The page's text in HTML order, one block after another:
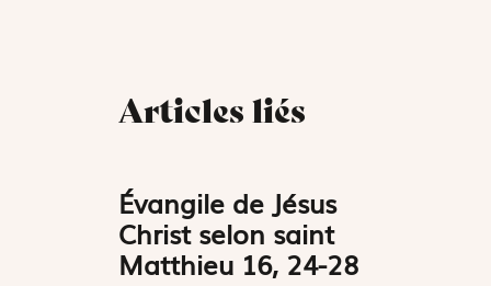
Articles liés
Évangile de Jésus
Christ selon saint
Matthieu 16, 24-28